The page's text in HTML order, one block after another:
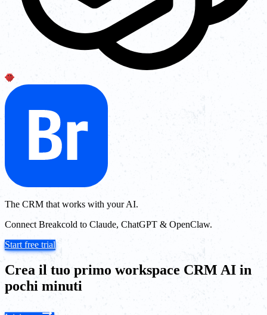
The CRM that works with your AI.
Connect Breakcold to Claude, ChatGPT & OpenClaw.
Start free trial
Crea il tuo primo workspace CRM AI in
pochi minuti